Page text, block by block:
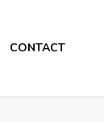
CONTACT